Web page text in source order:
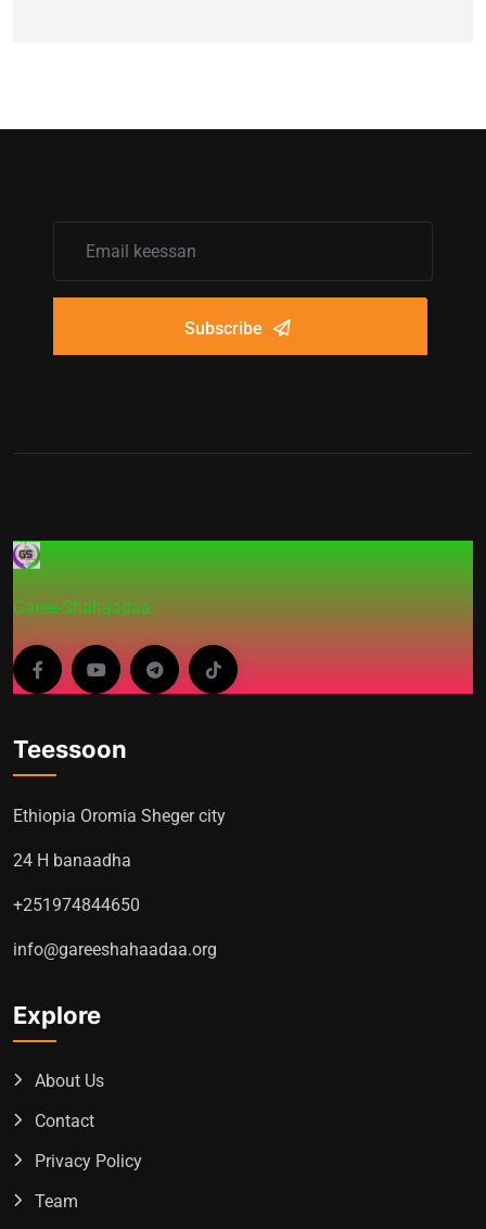
Subscribe
Garee-Shahaadaa
Teessoon
Ethiopia Oromia Sheger city
24 H banaadha
+251974844650
info@gareeshahaadaa.org
Explore
About Us
Contact
Privacy Policy
Team